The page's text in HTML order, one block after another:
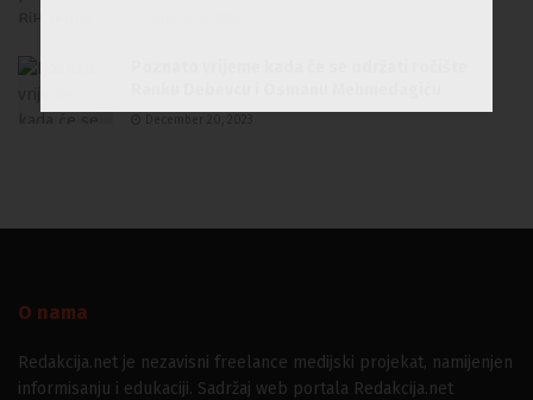
O nama
Redakcija.net je nezavisni freelance medijski projekat, namijenjen
informisanju i edukaciji. Sadržaj web portala Redakcija.net